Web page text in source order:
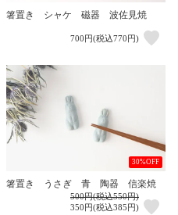
箸置き シャケ 磁器 波佐見焼
700円(税込770円)
30%OFF
箸置き うさぎ 青 陶器 信楽焼
500円(税込550円)
350円(税込385円)